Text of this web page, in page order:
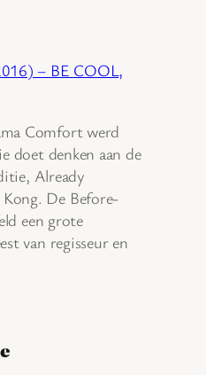
– BE COOL,
Comfort werd
doet denken aan de
Already
De Before-
een grote
van regisseur en